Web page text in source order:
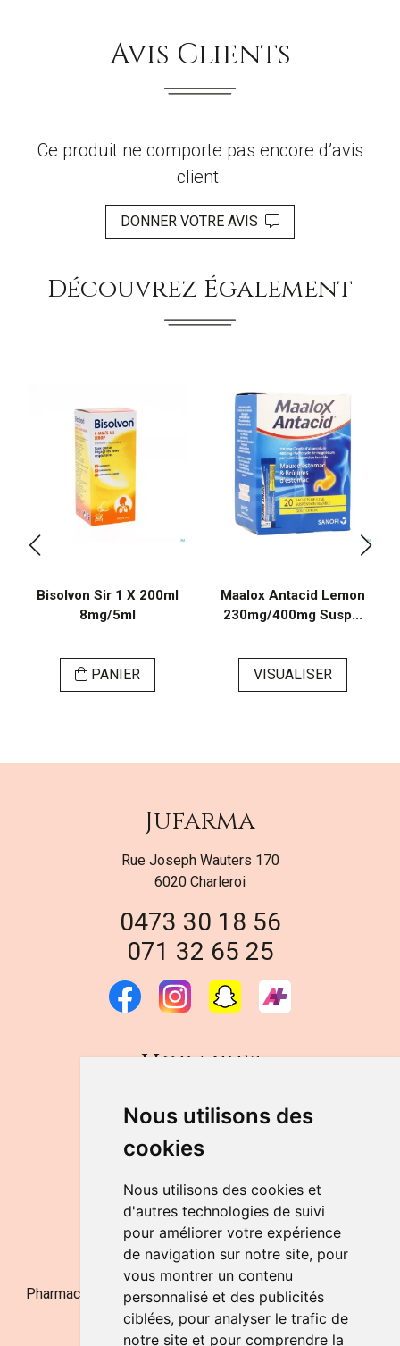
Nous utilisons des
cookies
Nous utilisons des cookies et
d'autres technologies de suivi
pour améliorer votre expérience
de navigation sur notre site, pour
vous montrer un contenu
personnalisé et des publicités
ciblées, pour analyser le trafic de
notre site et pour comprendre la
Avis Clients
Ce produit ne comporte pas encore d’avis
client.
DONNER VOTRE AVIS
Découvrez Également
Bisolvon Sir 1 X 200ml
8mg/5ml
PANIER
Maalox Antacid Lemon
230mg/400mg Susp...
VISUALISER
Jufarma
Rue Joseph Wauters 170
6020 Charleroi
0473 30 18 56
071 32 65 25
Horaires
DU LUNDI AU VENDREDI
de 9h à 12h30 et de 14h à 18h
LE SAMEDI
de 9h à 12h30
NOUS CONTACTER
Pharmacie Jufarma - Fatima Abachra - APB 521704 - N°
Entreprise BE0882-700-592